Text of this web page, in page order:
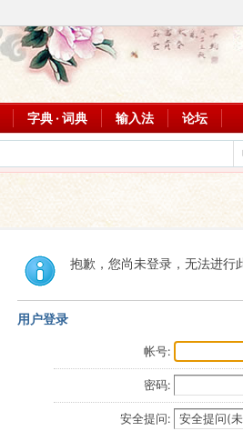
字典 · 词典 输入法 论坛
抱歉，您尚未登录，无法进行
用户登录
帐号:
密码:
安全提问: